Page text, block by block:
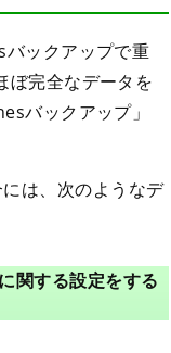
ックアップで重
ぼ完全なデータを
バックアップ」
は、次のようなデ
関する設定をする